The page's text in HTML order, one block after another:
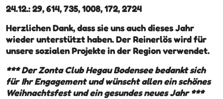
24.12.: 29, 614, 735, 1008, 172, 2724
Herzlichen Dank, dass sie uns auch dieses Jahr
wieder unterstützt haben. Der Reinerlös wird für
unsere sozialen Projekte in der Region verwendet.
*** Der Zonta Club Hegau Bodensee bedankt sich
für Ihr Engagement und wünscht allen ein schönes
Weihnachtsfest und ein gesundes neues Jahr ***